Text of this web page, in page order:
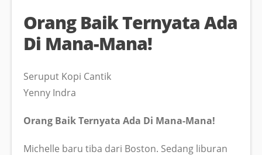
Orang Baik Ternyata Ada
Di Mana-Mana!
Seruput Kopi Cantik
Yenny Indra
Orang Baik Ternyata Ada Di Mana-Mana!
Michelle baru tiba dari Boston. Sedang liburan